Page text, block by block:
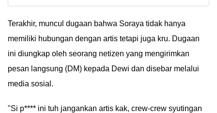
Tambak Udang!
penerawangan mimin,
abis ini bakal pada
komen minta loker di
akwoakowakowkow
Terakhir, muncul dugaan bahwa Soraya tidak hanya
memiliki hubungan dengan artis tetapi juga kru. Dugaan
ini diungkap oleh seorang netizen yang mengirimkan
pesan langsung (DM) kepada Dewi dan disebar melalui
media sosial.
"Si p**** ini tuh jangankan artis kak, crew-crew syutingan